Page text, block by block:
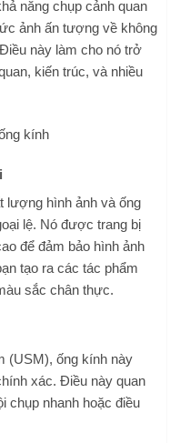
năng chụp cảnh quan
ảnh ấn tượng về không
này làm cho nó trở
kiến trúc, và nhiều
lượng hình ảnh và ống
lệ. Nó được trang bị
để đảm bảo hình ảnh
tạo ra các tác phẩm
sắc chân thực.
(USM), ống kính này
xác. Điều này quan
chụp nhanh hoặc điều